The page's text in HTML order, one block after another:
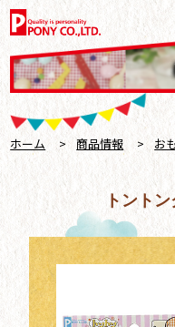
ホーム > 商品情報 > お
トント